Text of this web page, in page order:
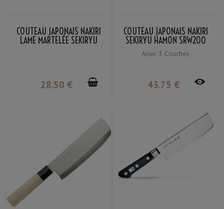
COUTEAU JAPONAIS NAKIRI
LAME MARTELÉE SEKIRYU
28.50 €
COUTEAU JAPONAIS NAKIRI
SEKIRYU HAMON SRW200
16.5CM
Acier 3 Couches
43.75 €